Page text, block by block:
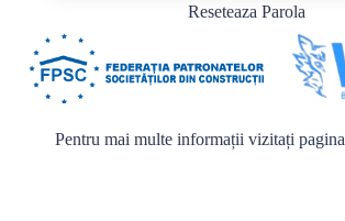
Reseteaza Parola
Pentru mai multe informații vizitați pagina